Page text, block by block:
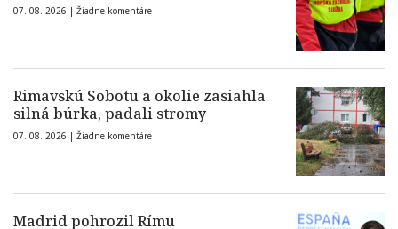
07. 08. 2026 | Žiadne komentáre
Rimavskú Sobotu a okolie zasiahla
silná búrka, padali stromy
07. 08. 2026 | Žiadne komentáre
Madrid pohrozil Rímu